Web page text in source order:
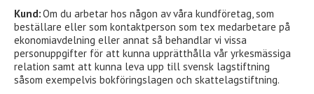
Kund:Om du arbetar hos någon av våra kundföretag, som
beställare eller som kontaktperson som tex medarbetare på
ekonomiavdelning eller annat så behandlar vi vissa
personuppgifter för att kunna upprätthålla vår yrkesmässiga
relation samt att kunna leva upp till svensk lagstiftning
såsom exempelvis bokföringslagen och skattelagstiftning.